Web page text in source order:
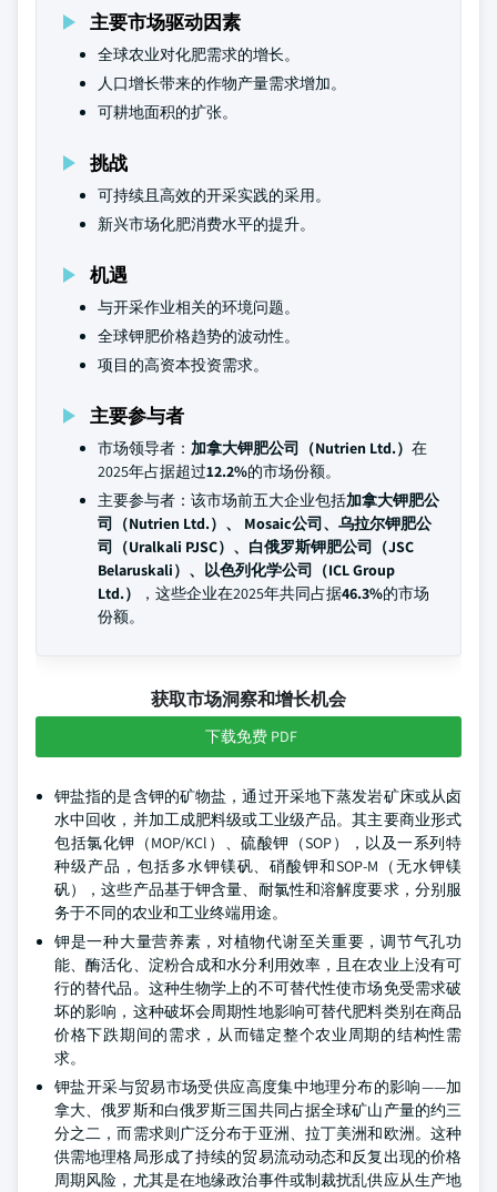
主要市场驱动因素
全球农业对化肥需求的增长。
人口增长带来的作物产量需求增加。
可耕地面积的扩张。
挑战
可持续且高效的开采实践的采用。
新兴市场化肥消费水平的提升。
机遇
与开采作业相关的环境问题。
全球钾肥价格趋势的波动性。
项目的高资本投资需求。
主要参与者
市场领导者： 加拿大钾肥公司（Nutrien Ltd.） 在
2025年占据超过12.2%的市场份额。
主要参与者：该市场前五大企业包括加拿大钾肥公
司（Nutrien Ltd.）、 Mosaic公司、乌拉尔钾肥公
司（Uralkali PJSC）、白俄罗斯钾肥公司（JSC
Belaruskali）、以色列化学公司（ICL Group
Ltd.）
，这些企业在2025年共同占据46.3%的市场
份额。
获取市场洞察和增长机会
下载免费 PDF
钾盐指的是含钾的矿物盐，通过开采地下蒸发岩矿床或从卤
水中回收，并加工成肥料级或工业级产品。其主要商业形式
包括氯化钾（MOP/KCl）、硫酸钾（SOP），以及一系列特
种级产品，包括多水钾镁矾、硝酸钾和SOP-M（无水钾镁
矾），这些产品基于钾含量、耐氯性和溶解度要求，分别服
务于不同的农业和工业终端用途。
钾是一种大量营养素，对植物代谢至关重要，调节气孔功
能、酶活化、淀粉合成和水分利用效率，且在农业上没有可
行的替代品。这种生物学上的不可替代性使市场免受需求破
坏的影响，这种破坏会周期性地影响可替代肥料类别在商品
价格下跌期间的需求，从而锚定整个农业周期的结构性需
求。
钾盐开采与贸易市场受供应高度集中地理分布的影响——加
拿大、俄罗斯和白俄罗斯三国共同占据全球矿山产量的约三
分之二，而需求则广泛分布于亚洲、拉丁美洲和欧洲。这种
供需地理格局形成了持续的贸易流动动态和反复出现的价格
周期风险，尤其是在地缘政治事件或制裁扰乱供应从生产地